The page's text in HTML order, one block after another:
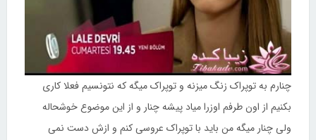
چنارم به توپراک زنگ میزنه و توپراک میگه که نتونسیم فعلا کاری
بکنیم از اون طرفم اوزرا میاد پیشه چنار و از این موضوع خوشحاله
ولی چنار میگه من باید با توپراک عروسی کنم و ازش دست نمی